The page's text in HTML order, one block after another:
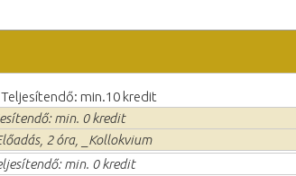
Teljesítendő: min.10 kredit
min. 0 kredit
2 óra, _Kollokvium
min. 0 kredit